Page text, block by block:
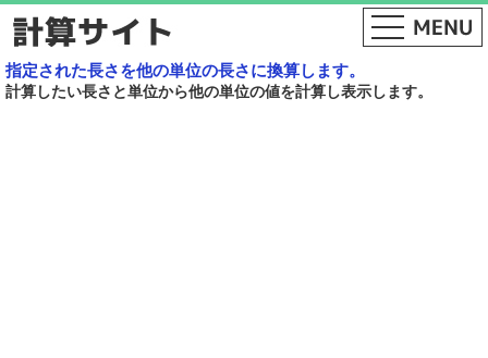
指定された長さを他の単位の長さに換算します。
計算したい長さと単位から他の単位の値を計算し表示します。